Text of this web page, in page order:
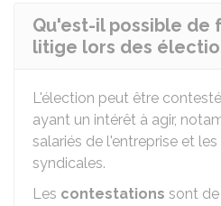
Qu'est-il possible de
litige lors des
L'élection peut être
ayant un intérêt à agir,
salariés de l'entreprise et
syndicales.
Les contestations sont